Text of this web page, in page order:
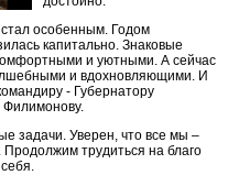
особенным. Годом
капитально. Знаковые
и уютными. А сейчас
и вдохновляющими. И
- Губернатору
Филимонову.
задачи. Уверен, что все мы –
трудиться на благо